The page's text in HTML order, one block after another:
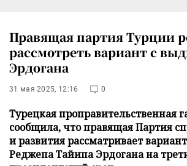
Правящая партия Турции
рассмотреть вариант с
Эрдогана
31 мая 2025, 12:16 0
Турецкая проправительственная
сообщила, что правящая Партия
и развития рассматривает
Реджепа Тайипа Эрдогана на